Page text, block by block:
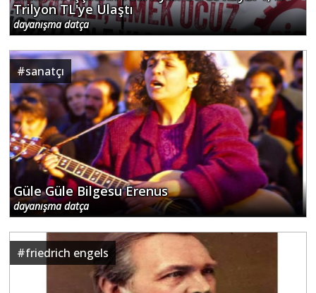
Trilyon TL'ye Ulaştı
dayanışma datça
#sanatçı
Güle Güle Bilgesu Erenus
dayanışma datça
#friedrich engels